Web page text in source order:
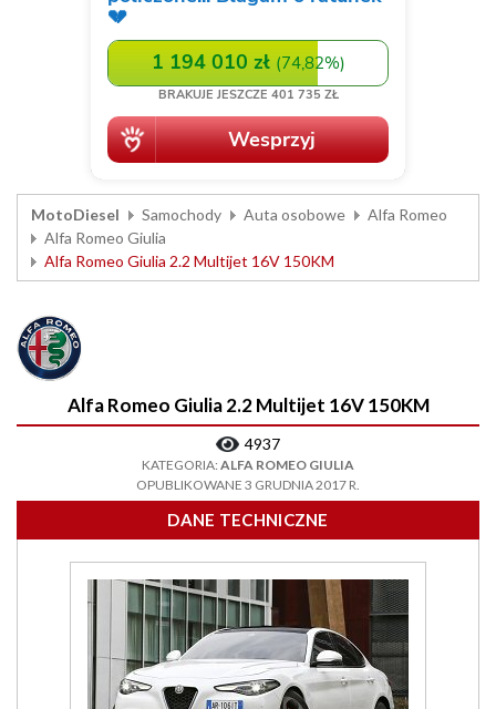
MotoDiesel Samochody Auta osobowe
Alfa Romeo
Alfa Romeo Giulia
Alfa Romeo Giulia 2.2 Multijet 16V 150KM
Alfa Romeo Giulia 2.2 Multijet 16V 150KM
4937
KATEGORIA: ALFA ROMEO GIULIA
OPUBLIKOWANE 3 GRUDNIA 2017 R.
DANE TECHNICZNE